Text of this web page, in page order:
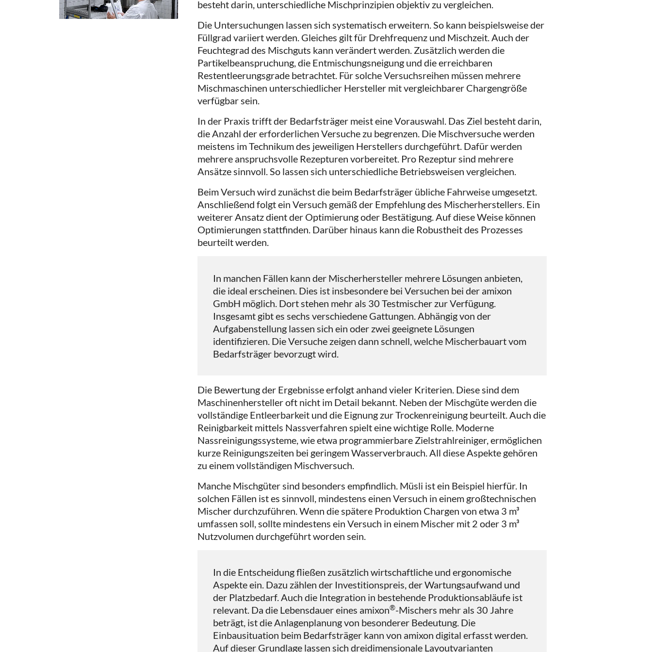
besteht darin, unterschiedliche Mischprinzipien objektiv zu vergleichen.
Die Untersuchungen lassen sich systematisch erweitern. So kann beispielsweise der
Füllgrad variiert werden. Gleiches gilt für Drehfrequenz und Mischzeit. Auch der
Feuchtegrad des Mischguts kann verändert werden. Zusätzlich werden die
Partikelbeanspruchung, die Entmischungsneigung und die erreichbaren
Restentleerungsgrade betrachtet. Für solche Versuchsreihen müssen mehrere
Mischmaschinen unterschiedlicher Hersteller mit vergleichbarer Chargengröße
verfügbar sein.
In der Praxis trifft der Bedarfsträger meist eine Vorauswahl. Das Ziel besteht darin,
die Anzahl der erforderlichen Versuche zu begrenzen. Die Mischversuche werden
meistens im Technikum des jeweiligen Herstellers durchgeführt. Dafür werden
mehrere anspruchsvolle Rezepturen vorbereitet. Pro Rezeptur sind mehrere
Ansätze sinnvoll. So lassen sich unterschiedliche Betriebsweisen vergleichen.
Beim Versuch wird zunächst die beim Bedarfsträger übliche Fahrweise umgesetzt.
Anschließend folgt ein Versuch gemäß der Empfehlung des Mischerherstellers. Ein
weiterer Ansatz dient der Optimierung oder Bestätigung. Auf diese Weise können
Optimierungen stattfinden. Darüber hinaus kann die Robustheit des Prozesses
beurteilt werden.
In manchen Fällen kann der Mischerhersteller mehrere Lösungen anbieten,
die ideal erscheinen. Dies ist insbesondere bei Versuchen bei der amixon
GmbH möglich. Dort stehen mehr als 30 Testmischer zur Verfügung.
Insgesamt gibt es sechs verschiedene Gattungen. Abhängig von der
Aufgabenstellung lassen sich ein oder zwei geeignete Lösungen
identifizieren. Die Versuche zeigen dann schnell, welche Mischerbauart vom
Bedarfsträger bevorzugt wird.
Die Bewertung der Ergebnisse erfolgt anhand vieler Kriterien. Diese sind dem
Maschinenhersteller oft nicht im Detail bekannt. Neben der Mischgüte werden die
vollständige Entleerbarkeit und die Eignung zur Trockenreinigung beurteilt. Auch die
Reinigbarkeit mittels Nassverfahren spielt eine wichtige Rolle. Moderne
Nassreinigungssysteme, wie etwa programmierbare Zielstrahlreiniger, ermöglichen
kurze Reinigungszeiten bei geringem Wasserverbrauch. All diese Aspekte gehören
zu einem vollständigen Mischversuch.
Manche Mischgüter sind besonders empfindlich. Müsli ist ein Beispiel hierfür. In
solchen Fällen ist es sinnvoll, mindestens einen Versuch in einem großtechnischen
Mischer durchzuführen. Wenn die spätere Produktion Chargen von etwa 3 m³
umfassen soll, sollte mindestens ein Versuch in einem Mischer mit 2 oder 3 m³
Nutzvolumen durchgeführt worden sein.
In die Entscheidung fließen zusätzlich wirtschaftliche und ergonomische
Aspekte ein. Dazu zählen der Investitionspreis, der Wartungsaufwand und
der Platzbedarf. Auch die Integration in bestehende Produktionsabläufe ist
relevant. Da die Lebensdauer eines amixon®-Mischers mehr als 30 Jahre
beträgt, ist die Anlagenplanung von besonderer Bedeutung. Die
Einbausituation beim Bedarfsträger kann von amixon digital erfasst werden.
Auf dieser Grundlage lassen sich dreidimensionale Layoutvarianten